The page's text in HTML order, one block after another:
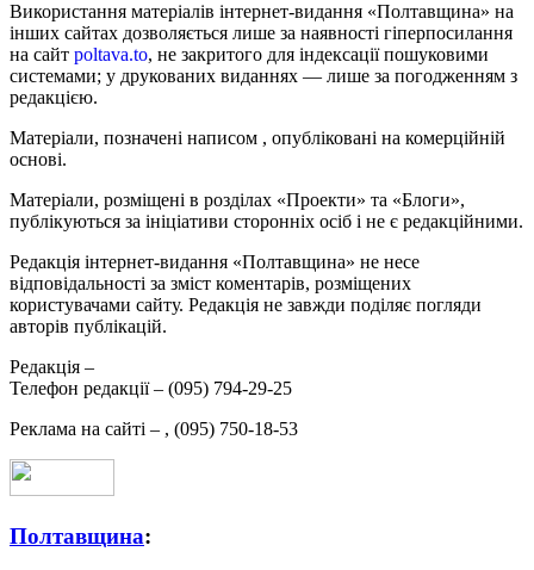
Використання матеріалів інтернет-видання «Полтавщина» на
інших сайтах дозволяється лише за наявності гіперпосилання
на сайт poltava.to, не закритого для індексації пошуковими
системами; у друкованих виданнях — лише за погодженням з
редакцією.
Матеріали, позначені написом , опубліковані на комерційній
основі.
Матеріали, розміщені в розділах «Проекти» та «Блоги»,
публікуються за ініціативи сторонніх осіб і не є редакційними.
Редакція інтернет-видання «Полтавщина» не несе
відповідальності за зміст коментарів, розміщених
користувачами сайту. Редакція не завжди поділяє погляди
авторів публікацій.
Редакція –
Телефон редакції – (095) 794-29-25
Реклама на сайті – , (095) 750-18-53
Полтавщина: